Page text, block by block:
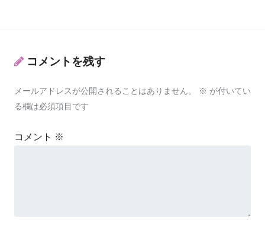
コメントを残す
メールアドレスが公開されることはありません。 ※ が付いてい
る欄は必須項目です
コメント ※